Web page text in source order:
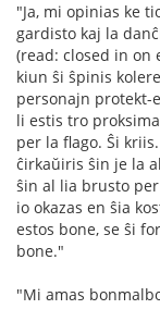
"Ja, mi opinias ke
gardisto kaj la
(read: closed in on
kiun ŝi ŝpinis
personajn protekt-
li estis tro
per la flago. Ŝi
ĉirkaŭiris ŝin je la
ŝin al lia brusto
io okazas en ŝia
estos bone, se ŝi
bone."
"Mi amas